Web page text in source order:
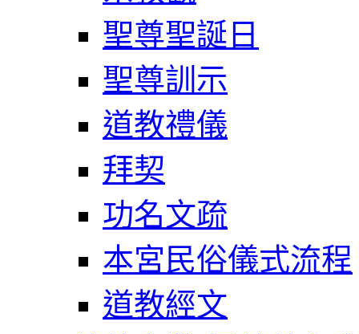
聖尊聖誕日
聖尊訓示
道教禮儀
拜契
功名文疏
本宮民俗儀式流程
道教經文